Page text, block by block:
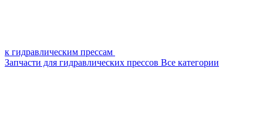
к гидравлическим прессам
Запчасти для гидравлических прессов Все категории